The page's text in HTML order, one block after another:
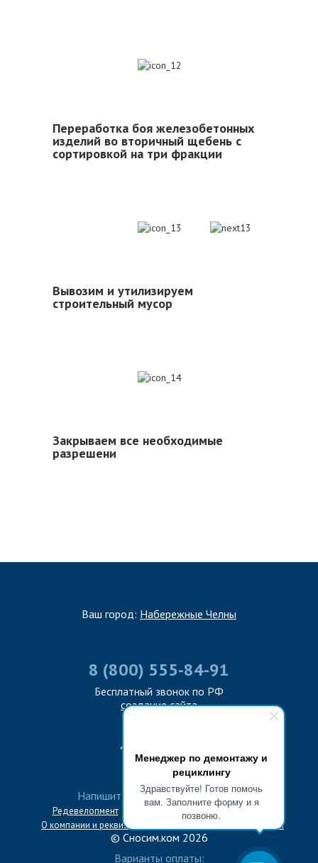
Менеджер по демонтажу и
рециклингу
Здравствуйте! Готов помочь
вам. Заполните форму и я
позвоню.
Переработка боя железобетонных
изделий во вторичный щебень с
сортировкой на три фракции
Вывозим и утилизируем
строительный мусор
Закрываем все необходимые
разрешени
Ваш город: Набережные Челны
8 (800) 555-84-91
Бесплатный звонок по РФ
создание сайта
Дружите с нами
Напишите нам: info@snosim.com
Редевелопмент
Карта сайта
О компании и реквизиты
Политика конфиденциальности
© Сносим.ком 2026
Варианты оплаты: